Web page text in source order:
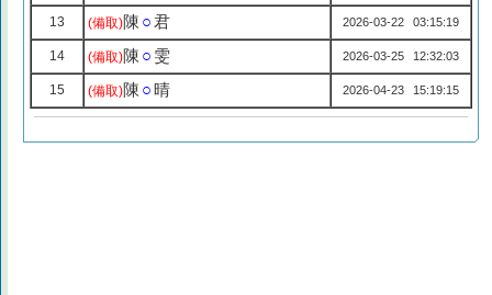
13 (備取)陳 ○君 2026-03-22 03:15:19
14 (備取)陳 ○ 雯 2026-03-25 12:32:03
15 (備取)陳 ○ 晴 2026-04-23 15:19:15